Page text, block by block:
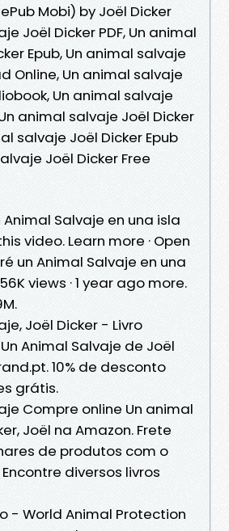
ePub Mobi) by Joël Dicker
Joël Dicker PDF, Un animal
Epub, Un animal salvaje
Online, Un animal salvaje
Un animal salvaje
animal salvaje Joël Dicker
salvaje Joël Dicker Epub
Joël Dicker Free
Animal Salvaje en una isla
video. Learn more · Open
un Animal Salvaje en una
views · 1 year ago more.
Joël Dicker - Livro
Animal Salvaje de Joël
10% de desconto
grátis.
Compre online Un animal
Joël na Amazon. Frete
de produtos com o
diversos livros
- World Animal Protection